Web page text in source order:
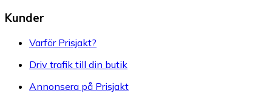
Kunder
Varför Prisjakt?
Driv trafik till din butik
Annonsera på Prisjakt